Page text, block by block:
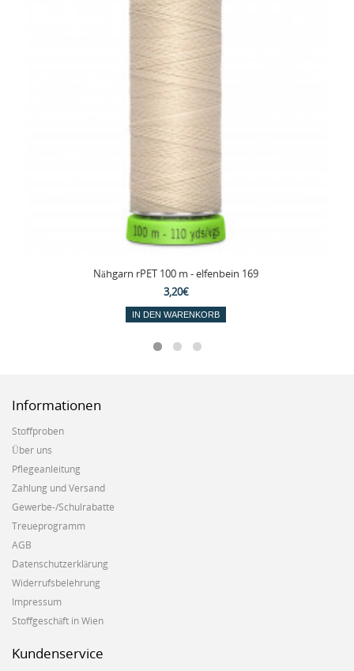
Nähgarn rPET 100 m - elfenbein 169
3,20€
IN DEN WARENKORB
Informationen
Stoffproben
Über uns
Pflegeanleitung
Zahlung und Versand
Gewerbe-/Schulrabatte
Treueprogramm
AGB
Datenschutzerklärung
Widerrufsbelehrung
Impressum
Stoffgeschäft in Wien
Kundenservice